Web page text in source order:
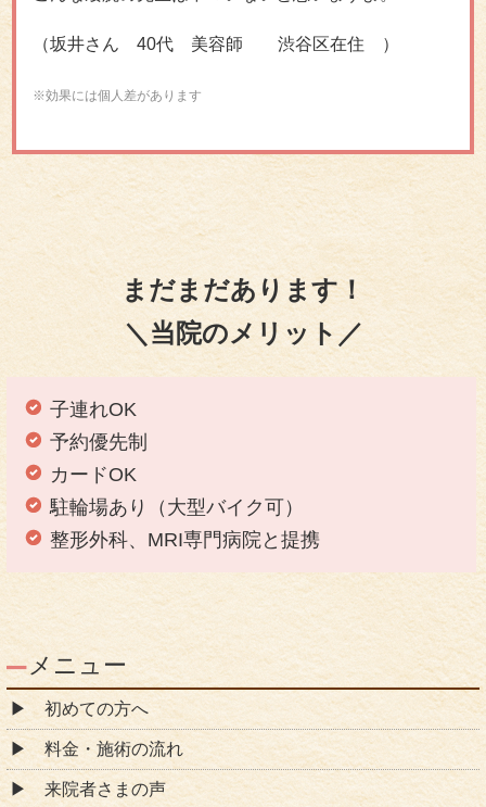
（坂井さん 40代 美容師 渋谷区在住 ）
※効果には個人差があります
まだまだあります！
＼当院のメリット／
子連れOK
予約優先制
カードOK
駐輪場あり（大型バイク可）
整形外科、MRI専門病院と提携
メニュー
初めての方へ
料金・施術の流れ
来院者さまの声